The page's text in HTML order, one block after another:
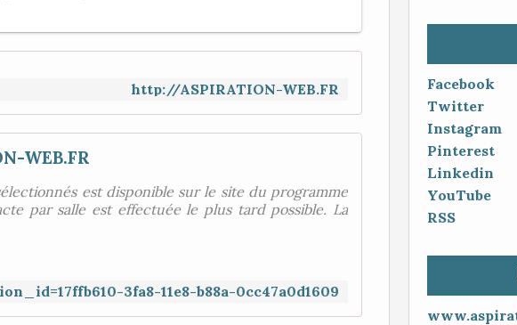
Facebook
Twitter
Instagram
Pinterest
Linkedin
YouTube
RSS
http://ASPIRATION-WEB.FR
WEB.FR
est disponible sur le site du programme
par salle est effectuée le plus tard possible. La
3fa8-11e8-b88a-0cc47a0d1609